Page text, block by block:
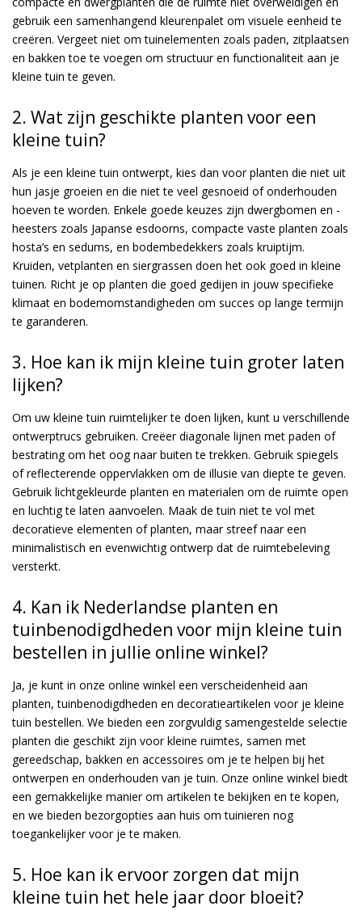
gebruik een samenhangend kleurenpalet om visuele eenheid te
creëren. Vergeet niet om tuinelementen zoals paden, zitplaatsen
en bakken toe te voegen om structuur en functionaliteit aan je
kleine tuin te geven.
2. Wat zijn geschikte planten voor een
kleine tuin?
Als je een kleine tuin ontwerpt, kies dan voor planten die niet uit
hun jasje groeien en die niet te veel gesnoeid of onderhouden
hoeven te worden. Enkele goede keuzes zijn dwergbomen en -
heesters zoals Japanse esdoorns, compacte vaste planten zoals
hosta’s en sedums, en bodembedekkers zoals kruiptijm.
Kruiden, vetplanten en siergrassen doen het ook goed in kleine
tuinen. Richt je op planten die goed gedijen in jouw specifieke
klimaat en bodemomstandigheden om succes op lange termijn
te garanderen.
3. Hoe kan ik mijn kleine tuin groter laten
lijken?
Om uw kleine tuin ruimtelijker te doen lijken, kunt u verschillende
ontwerptrucs gebruiken. Creëer diagonale lijnen met paden of
bestrating om het oog naar buiten te trekken. Gebruik spiegels
of reflecterende oppervlakken om de illusie van diepte te geven.
Gebruik lichtgekleurde planten en materialen om de ruimte open
en luchtig te laten aanvoelen. Maak de tuin niet te vol met
decoratieve elementen of planten, maar streef naar een
minimalistisch en evenwichtig ontwerp dat de ruimtebeleving
versterkt.
4. Kan ik Nederlandse planten en
tuinbenodigdheden voor mijn kleine tuin
bestellen in jullie online winkel?
Ja, je kunt in onze online winkel een verscheidenheid aan
planten, tuinbenodigdheden en decoratieartikelen voor je kleine
tuin bestellen. We bieden een zorgvuldig samengestelde selectie
planten die geschikt zijn voor kleine ruimtes, samen met
gereedschap, bakken en accessoires om je te helpen bij het
ontwerpen en onderhouden van je tuin. Onze online winkel biedt
een gemakkelijke manier om artikelen te bekijken en te kopen,
en we bieden bezorgopties aan huis om tuinieren nog
toegankelijker voor je te maken.
5. Hoe kan ik ervoor zorgen dat mijn
kleine tuin het hele jaar door bloeit?